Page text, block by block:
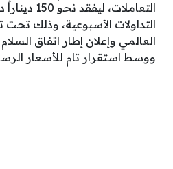
التعاملات،
التداولات الأسبوعية، وذلك تحت
العالمي وإعلان إطار اتفاق
ووسط استقرار تام للأسعار